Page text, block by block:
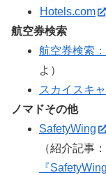
Hotels.com
航空券検索
航空券検索
よ）
スカイスキ
ノマドその他
SafetyWing
（紹介記事：
『